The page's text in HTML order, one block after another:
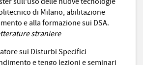
di Milano, abilitazione
e alla formazione sui DSA.
straniere
sui Disturbi Specifici
e tengo lezioni e seminari